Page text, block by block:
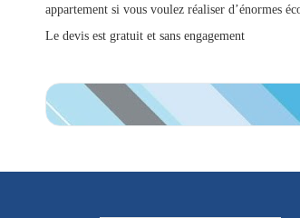
appartement si vous voulez réaliser d’énormes
Le devis est gratuit et sans engagement